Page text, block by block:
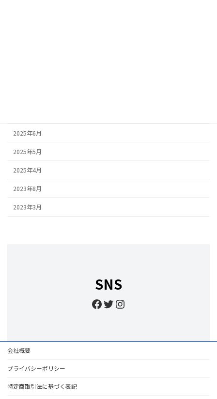
2025年6月
2025年5月
2025年4月
2023年8月
2023年3月
SNS
Facebook
Twitter
Instagram
会社概要
プライバシーポリシー
特定商取引法に基づく表記